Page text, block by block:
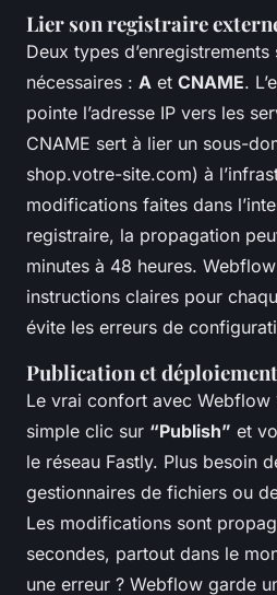
Lier son registraire
Deux types
nécessaires : A et CNAME.
pointe l’adresse IP vers les
CNAME sert à lier un sous-
shop.votre-site.com) à
modifications faites dans
registraire, la propagation
minutes à 48 heures.
instructions claires pour
évite les erreurs de
Publication et
Le vrai confort avec Webflow
simple clic sur “Publish” et
le réseau Fastly. Plus besoin
gestionnaires de fichiers ou
Les modifications sont
secondes, partout dans le
une erreur ? Webflow garde